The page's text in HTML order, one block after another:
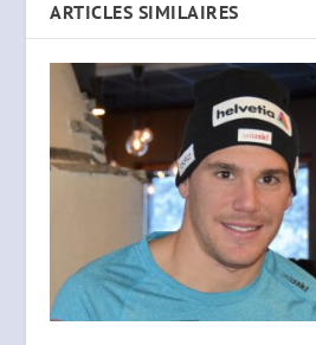
ARTICLES SIMILAIRES